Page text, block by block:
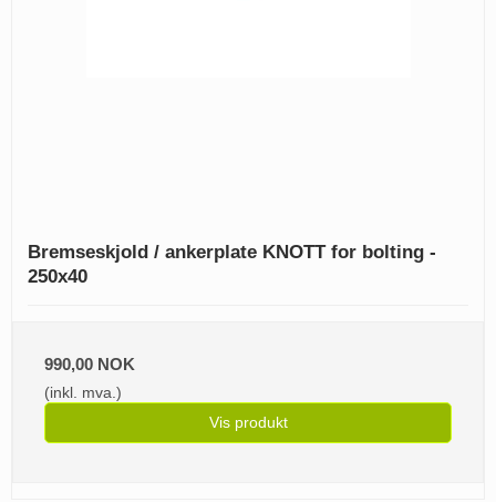
Bremseskjold / ankerplate KNOTT for bolting -
250x40
990,00 NOK
(inkl. mva.)
Vis produkt